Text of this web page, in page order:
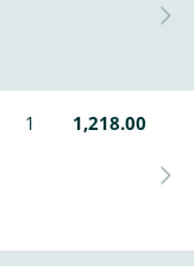
1 1,218.00